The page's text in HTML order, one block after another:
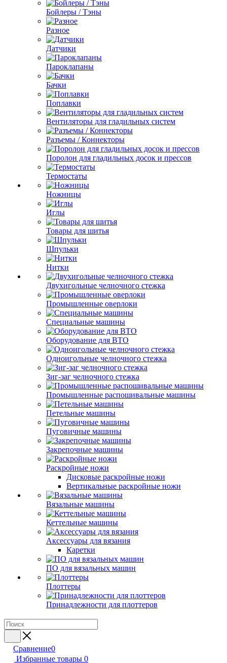
Бойлеры / Тэны
Разное
Датчики
Пароклапаны
Бачки
Поплавки
Вентиляторы для гладильных систем
Разъемы / Коннекторы
Поролон для гладильных досок и прессов
Термостаты
Ножницы
Иглы
Товары для шитья
Шпульки
Нитки
Двухигольные челночного стежка
Промышленные оверлоки
Специальные машины
Оборудование для ВТО
Одноигольные челночного стежка
Зиг-заг челночного стежка
Промышленные распошивальные машины
Петельные машины
Пуговичные машины
Закрепочные машины
Раскройные ножи
Дисковые раскройные ножи
Вертикальные раскройные ножи
Вязальные машины
Кеттельные машины
Аксессуары для вязания
Каретки
ПО для вязальных машин
Плоттеры
Принадлежности для плоттеров
Сравнение0
Избранные товары 0